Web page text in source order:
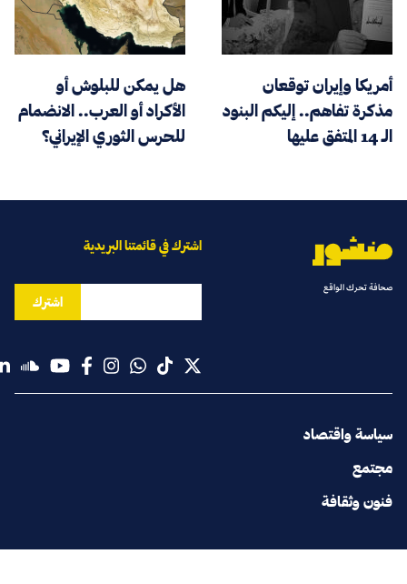
أمريكا وإيران توقعان
مذكرة تفاهم.. إليكم البنود
الـ 14 المتفق عليها
هل يمكن للبلوش أو
الأكراد أو العرب.. الانضمام
للحرس الثوري الإيراني؟
صحافة تحرك الواقع
سياسة واقتصاد
مجتمع
فنون وثقافة
اشترك في قائمتنا البريدية
اشترك